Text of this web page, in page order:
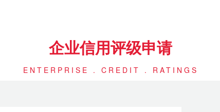
企业信用评级申请
ENTERPRISE . CREDIT . RATINGS